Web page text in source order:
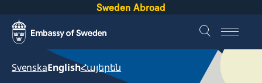
Sweden Abroad
SvenskaEnglishՀայերեն